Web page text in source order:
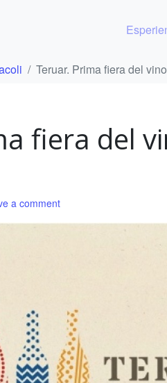
Teruar. Prima fiera del
fiera del
a comment